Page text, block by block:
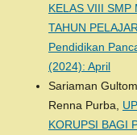
KELAS VIII SMP
TAHUN
Pendidikan
(2024): April
Sariaman
Renna Purba,
KORUPSI BAGI